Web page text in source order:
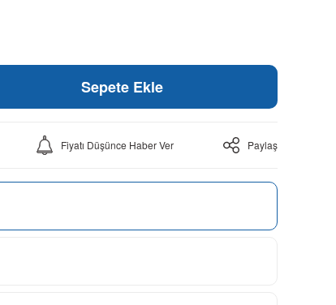
Sepete Ekle
Fiyatı Düşünce Haber Ver Paylaş